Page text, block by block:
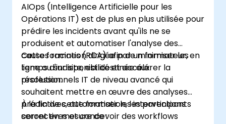
AIOps (Intelligence Artificielle pour les
Opérations IT) est de plus en plus utilisée pour
prédire les incidents avant qu'ils ne se
produisent et automatiser l'analyse des
causes racines (RCA) afin de minimiser les
temps d'indisponibilité et accélérer la
résolution.
Cette formation dirigée par un formateur, en
ligne ou sur site, est destinée aux
professionnels IT de niveau avancé qui
souhaitent mettre en œuvre des analyses
prédictives, automatiser les interventions
correctives et concevoir des workflows
À la fin de cette formation, les participants
seront en mesure de :